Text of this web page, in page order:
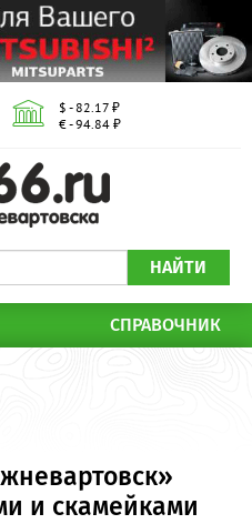
$ - 82.17 ₽
€ - 94.84 ₽
НАЙТИ
СПРАВОЧНИК
и скамейками